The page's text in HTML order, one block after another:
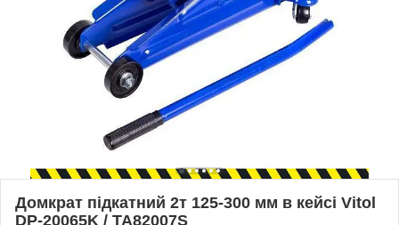
Домкрат підкатний 2т 125-300 мм в кейсі Vitol
DP-20065K / TA82007S